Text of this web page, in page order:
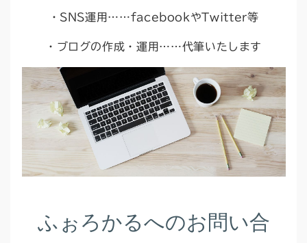
・SNS運用……facebookやTwitter等
・ブログの作成・運用……代筆いたします